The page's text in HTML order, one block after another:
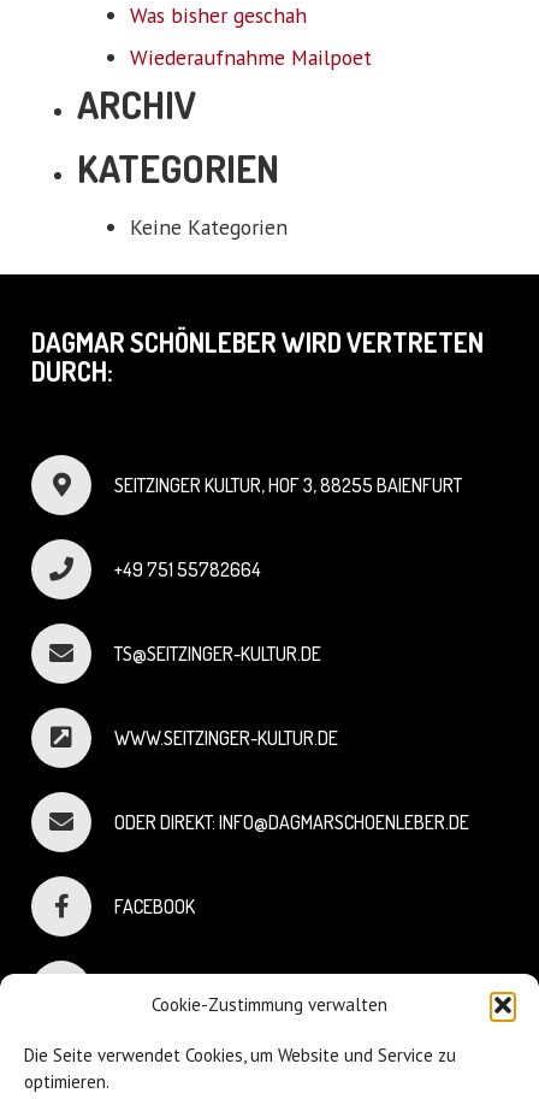
Cookie-Zustimmung verwalten
Die Seite verwendet Cookies, um Website und Service zu
optimieren.
Was bisher geschah
Wiederaufnahme Mailpoet
ARCHIV
KATEGORIEN
Keine Kategorien
DAGMAR SCHÖNLEBER WIRD VERTRETEN
DURCH:
SEITZINGER KULTUR, HOF 3, 88255 BAIENFURT
+49 751 55782664
TS@SEITZINGER-KULTUR.DE
WWW.SEITZINGER-KULTUR.DE
ODER DIREKT: INFO@DAGMARSCHOENLEBER.DE
FACEBOOK